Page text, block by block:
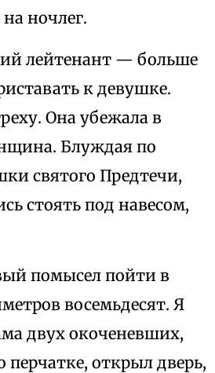
ночлег.
лейтенант — больше
к девушке.
Она убежала в
Блуждая по
святого Предтечи,
стоять под навесом,
помысел пойти в
восемьдесят. Я
двух окоченевших,
открыл дверь,